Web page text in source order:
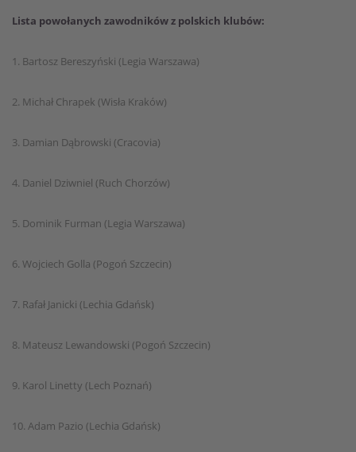
Lista powołanych zawodników z polskich klubów:
1. Bartosz Bereszyński (Legia Warszawa)
2. Michał Chrapek (Wisła Kraków)
3. Damian Dąbrowski (Cracovia)
4. Daniel Dziwniel (Ruch Chorzów)
5. Dominik Furman (Legia Warszawa)
6. Wojciech Golla (Pogoń Szczecin)
7. Rafał Janicki (Lechia Gdańsk)
8. Mateusz Lewandowski (Pogoń Szczecin)
9. Karol Linetty (Lech Poznań)
10. Adam Pazio (Lechia Gdańsk)